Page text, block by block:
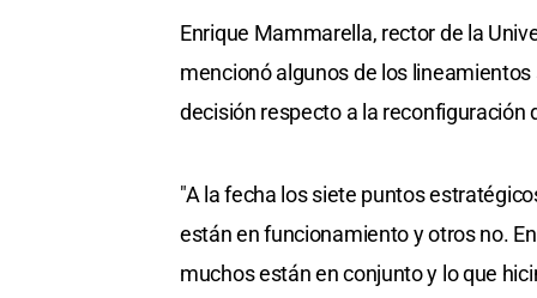
Enrique Mammarella, rector de la
mencionó algunos de los
decisión respecto a la reconfiguración
"A la fecha los siete puntos
están en funcionamiento y otros no.
muchos están en conjunto y lo que